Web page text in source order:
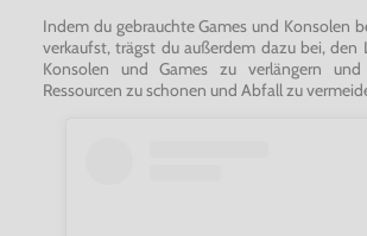
Indem du gebrauchte Games und Konsolen
verkaufst, trägst du außerdem dazu bei, den
Konsolen und Games zu verlängern
Ressourcen zu schonen und Abfall zu